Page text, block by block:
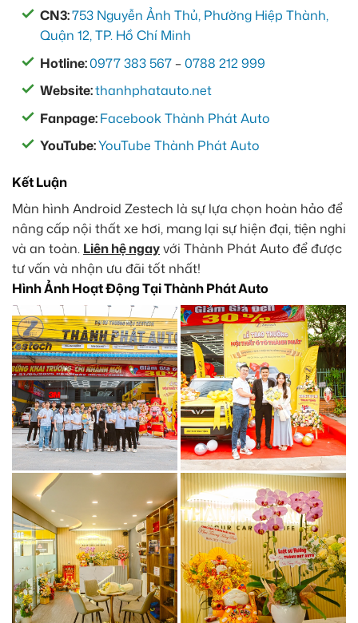
CN3:753 Nguyễn Ảnh Thủ, Phường Hiệp Thành,
Quận 12, TP. Hồ Chí Minh
Hotline:0977 383 567 –0788 212 999
Website:thanhphatauto.net
Fanpage:Facebook Thành Phát Auto
YouTube:YouTube Thành Phát Auto
Kết Luận
Màn hình Android Zestech là sự lựa chọn hoàn hảo để
nâng cấp nội thất xe hơi, mang lại sự hiện đại, tiện nghi
và an toàn. Liên hệ ngayvới Thành Phát Auto để được
tư vấn và nhận ưu đãi tốt nhất!
Hình Ảnh Hoạt Động Tại Thành Phát Auto